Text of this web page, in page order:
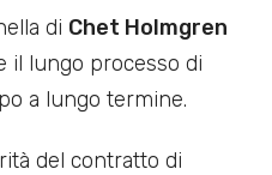
di Chet Holmgren
il lungo processo di
a lungo termine.
del contratto di